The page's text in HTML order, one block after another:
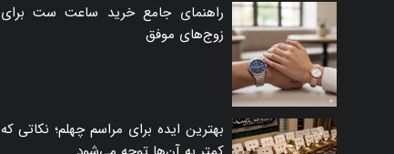
راهنمای جامع خرید ساعت ست برای
زوج‌های موفق
بهترین ایده برای مراسم چهلم؛ نکاتی که